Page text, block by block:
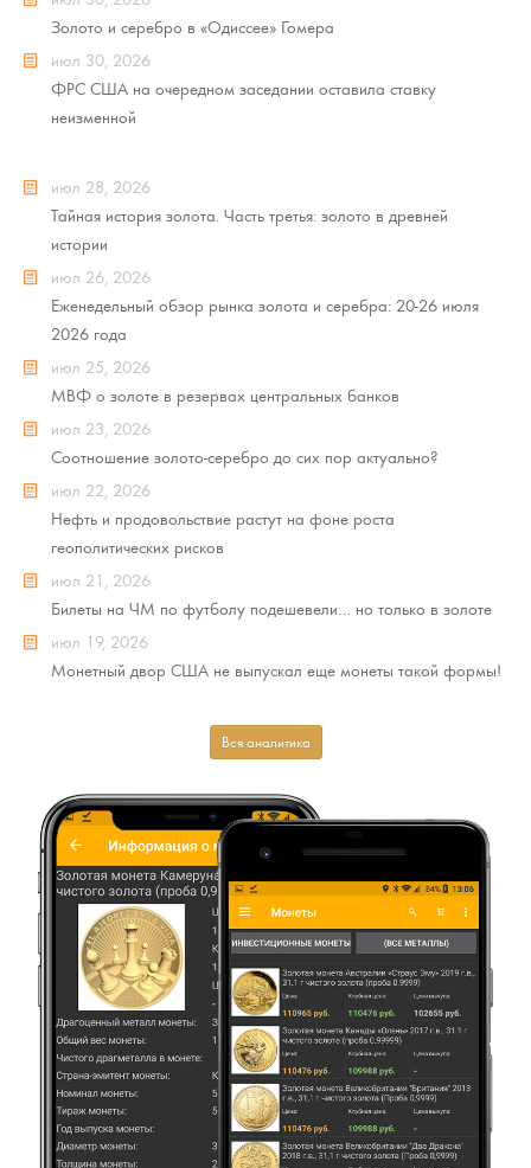
Золото и серебро в «Одиссее» Гомера
июл 30, 2026
ФРС США на очередном заседании оставила ставку
неизменной
июл 28, 2026
Тайная история золота. Часть третья: золото в древней
истории
июл 26, 2026
Еженедельный обзор рынка золота и серебра: 20-26 июля
2026 года
июл 25, 2026
МВФ о золоте в резервах центральных банков
июл 23, 2026
Соотношение золото-серебро до сих пор актуально?
июл 22, 2026
Нефть и продовольствие растут на фоне роста
геополитических рисков
июл 21, 2026
Билеты на ЧМ по футболу подешевели… но только в золоте
июл 19, 2026
Монетный двор США не выпускал еще монеты такой формы!
Вся аналитика